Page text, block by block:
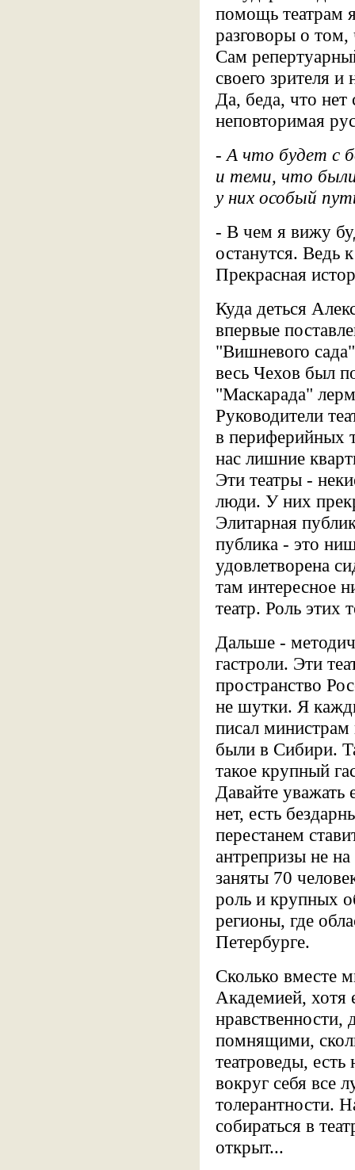
помощь театрам
разговоры о
Сам
своего зрителя
Да, беда, что нет
неповторимая
- А что будет с
и теми, что были
у них особый
- В чем я вижу
останутся. Ведь
Прекрасная
Куда деться
впервые
"Вишневого
весь Чехов был
"Маскарада"
Руководители
в периферийных
нас лишние
Эти театры -
люди. У них
Элитарная
публика - это
удовлетворена
там интересное
театр. Роль этих
Дальше -
гастроли. Эти
пространство
не шутки. Я
писал
были в Сибири.
такое крупный
Давайте
нет, есть
перестанем
антрепризы не
заняты 70
роль и крупных
регионы, где
Петербурге.
Сколько вместе
Академией,
помнящими,
театроведы,
вокруг себя все
толерантности.
собираться в
открыт...